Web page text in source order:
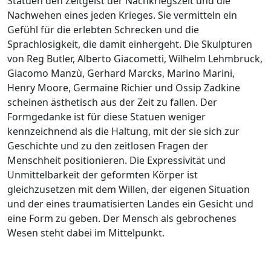
Nachwehen eines jeden Krieges. Sie vermitteln ein
Gefühl für die erlebten Schrecken und die
Sprachlosigkeit, die damit einhergeht. Die Skulpturen
von Reg Butler, Alberto Giacometti, Wilhelm Lehmbruck,
Giacomo Manzù, Gerhard Marcks, Marino Marini,
Henry Moore, Germaine Richier und Ossip Zadkine
scheinen ästhetisch aus der Zeit zu fallen. Der
Formgedanke ist für diese Statuen weniger
kennzeichnend als die Haltung, mit der sie sich zur
Geschichte und zu den zeitlosen Fragen der
Menschheit positionieren. Die Expressivität und
Unmittelbarkeit der geformten Körper ist
gleichzusetzen mit dem Willen, der eigenen Situation
und der eines traumatisierten Landes ein Gesicht und
eine Form zu geben. Der Mensch als gebrochenes
Wesen steht dabei im Mittelpunkt.